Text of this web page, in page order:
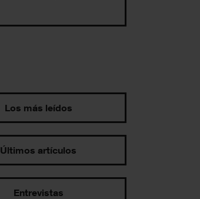
Los más leídos
Últimos artículos
Entrevistas